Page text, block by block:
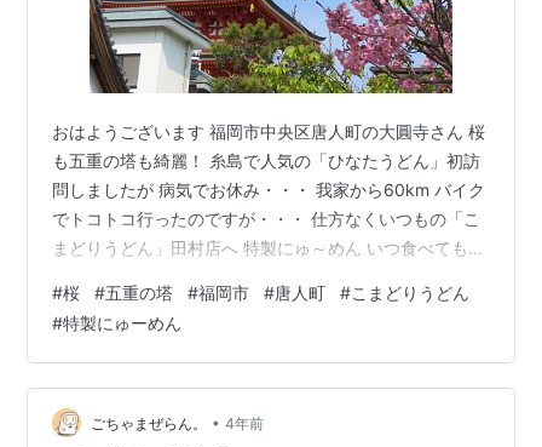
おはようございます 福岡市中央区唐人町の大圓寺さん 桜
も五重の塔も綺麗！ 糸島で人気の「ひなたうどん」初訪
問しましたが 病気でお休み・・・ 我家から60km バイク
でトコトコ行ったのですが・・・ 仕方なくいつもの「こ
まどりうどん」田村店へ 特製にゅ～めん いつ食べても美
55分 室温11度 湿度62％ 外気温度4度 体感温度2度 パソ
コンの動きが遅く変！ 写真データを大量に削除して 少し
動きが良くなったのですが まだ変！ パソコンの先生は病
気で「廃業」 今日はパソコン担いで電気店へ 行かなけれ
ば・・・ でも・・・ 面倒・・・ ☆☆☆☆☆…
#桜 #五重の塔 #福岡市 #唐人町 #こまどりうどん
#特製にゅーめん
ごちゃまぜらん。 • 4年前